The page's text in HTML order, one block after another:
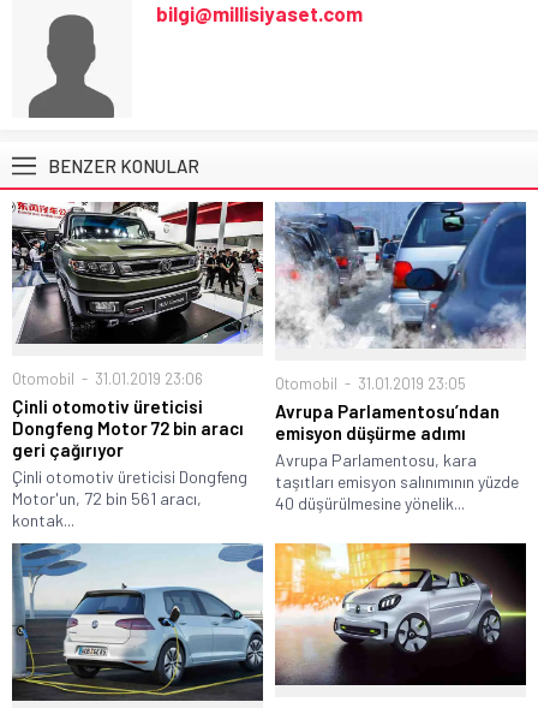
bilgi@millisiyaset.com
BENZER KONULAR
Otomobil 31.01.2019 23:06
Çinli otomotiv üreticisi
Dongfeng Motor 72 bin aracı
geri çağırıyor
Çinli otomotiv üreticisi Dongfeng
Motor'un, 72 bin 561 aracı,
kontak...
Otomobil 31.01.2019 23:05
Avrupa Parlamentosu’ndan
emisyon düşürme adımı
Avrupa Parlamentosu, kara
taşıtları emisyon salınımının yüzde
40 düşürülmesine yönelik...